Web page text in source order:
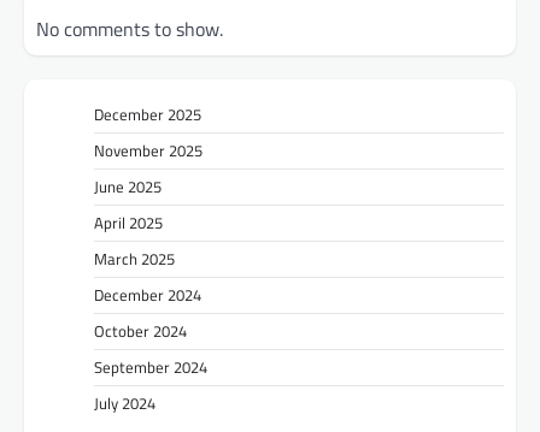
No comments to show.
December 2025
November 2025
June 2025
April 2025
March 2025
December 2024
October 2024
September 2024
July 2024